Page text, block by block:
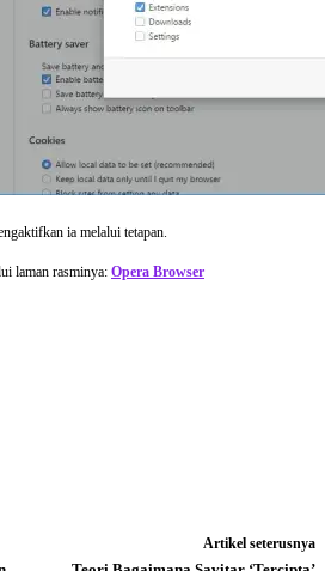
ia melalui tetapan.
laman rasminya: Opera Browser
Artikel seterusnya